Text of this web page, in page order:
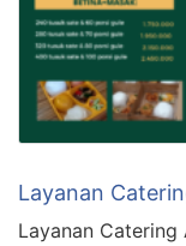
Layanan
Layanan Catering